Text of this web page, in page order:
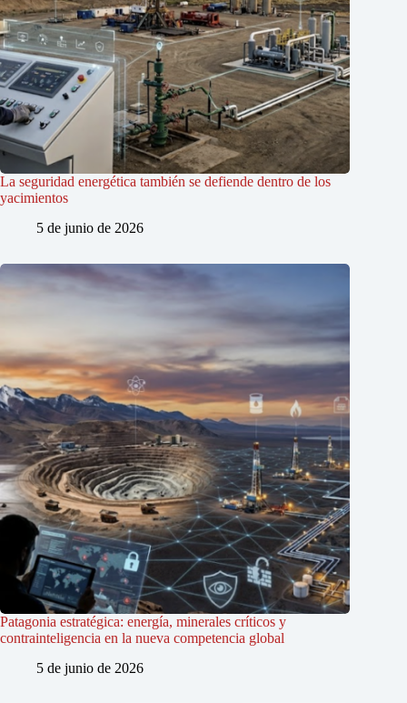
La seguridad energética también se defiende dentro de los
yacimientos
5 de junio de 2026
Patagonia estratégica: energía, minerales críticos y
contrainteligencia en la nueva competencia global
5 de junio de 2026